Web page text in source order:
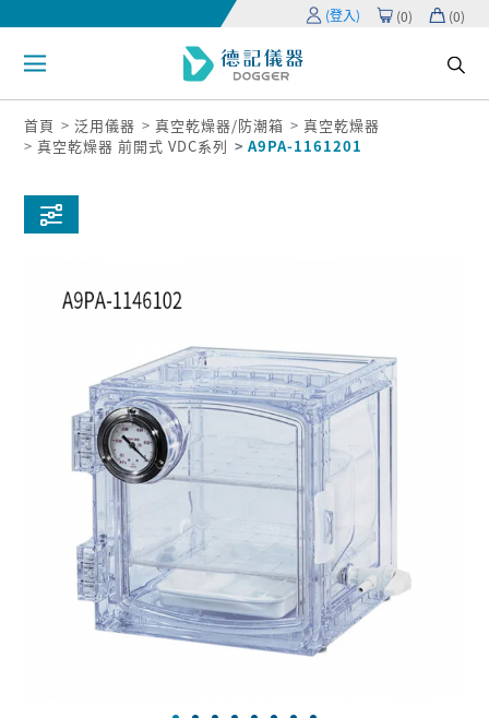
(登入) (0) (0)
首頁 泛用儀器 真空乾燥器/防潮箱
真空乾燥器
真空乾燥器 前開式 VDC系列
A9PA-1161201